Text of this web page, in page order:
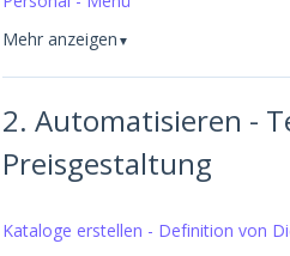
Mehr anzeigen ▼
2. Automatisieren -
Preisgestaltung
Kataloge erstellen - Definition von